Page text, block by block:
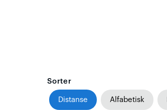
Sorter
Distanse Alfabetisk